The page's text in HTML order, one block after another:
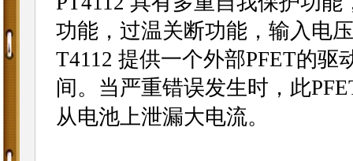
功能，过温关断功能，输入电
T4112 提供一个外部PFET的驱
间。当严重错误发生时，此
从电池上泄漏大电流。